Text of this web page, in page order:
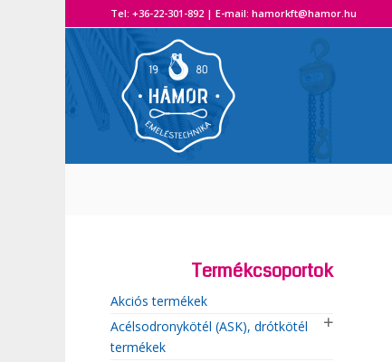
Tel: +36-22-301-892 | E-mail:
Termékcsoportok
Akciós termékek
Acélsodronykötél (ASK), drótkötél
termékek